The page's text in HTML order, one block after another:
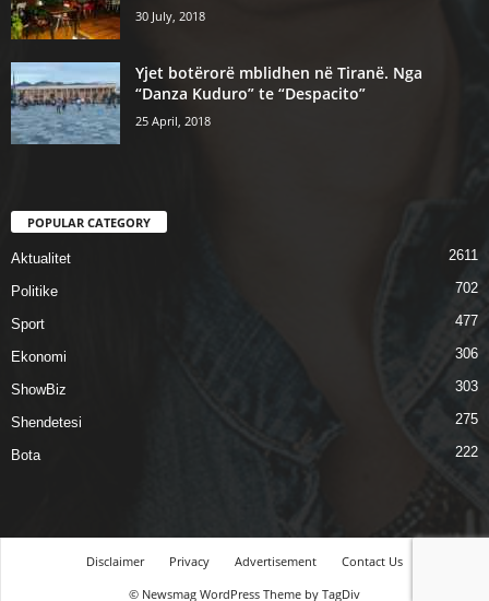
30 July, 2018
Yjet botërorë mblidhen në Tiranë. Nga
“Danza Kuduro” te “Despacito”
25 April, 2018
POPULAR CATEGORY
Aktualitet 2611
Politike 702
Sport 477
Ekonomi 306
ShowBiz 303
Shendetesi 275
Bota 222
Disclaimer Privacy Advertisement
Contact Us
© Newsmag WordPress Theme by TagDiv